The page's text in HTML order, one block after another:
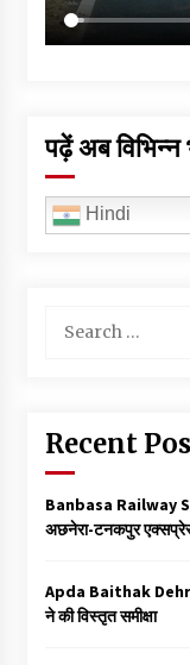
पढ़ें अब विभिन्न
Hindi
for:
Recent
Banbasa Railway
अछनेरा-टनकपुर
Apda Baithak
ने की विस्तृत समीक्षा